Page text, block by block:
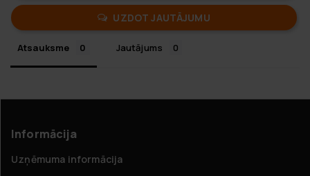
UZDOT JAUTĀJUMU
Atsauksme Jautājums
Informācija
Uzņēmuma informācija